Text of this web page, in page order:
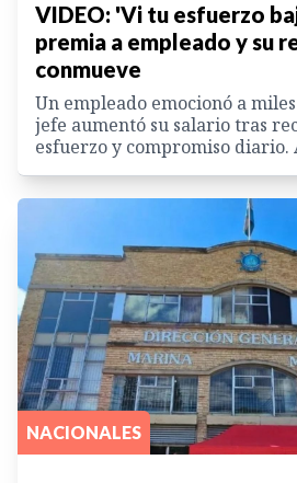
VIDEO: 'Vi tu esfuerzo
premia a empleado y su
conmueve
Un empleado emocionó a
jefe aumentó su salario tras
esfuerzo y compromiso diario.
NACIONALES